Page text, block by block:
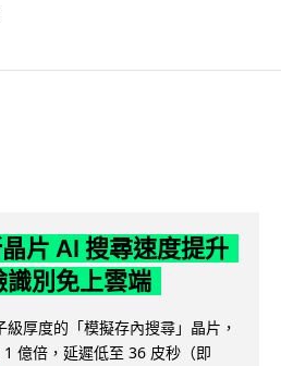
片 AI 搜尋速度提升
識別免上雲端
厚度的「模擬存內搜尋」晶片，
億倍，延遲低至 36 皮秒（即